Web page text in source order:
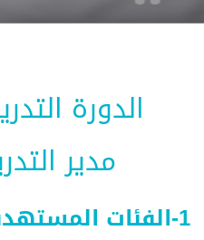
الدورة
مدير
1-الفئات المستهدفة: